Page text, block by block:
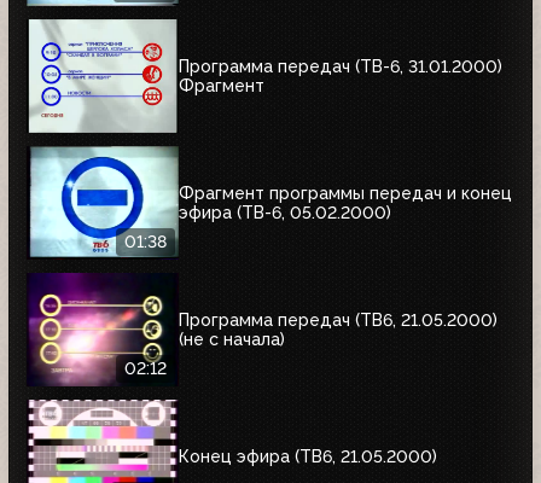
Программа передач (ТВ-6, 31.01.2000)
Фрагмент
01:38
Фрагмент программы передач и конец
эфира (ТВ-6, 05.02.2000)
02:12
Программа передач (ТВ6, 21.05.2000)
(не с начала)
Конец эфира (ТВ6, 21.05.2000)